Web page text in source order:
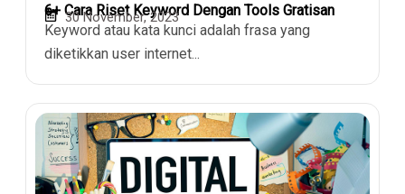
6+ Cara Riset Keyword Dengan Tools Gratisan
30 November, 2023
Keyword atau kata kunci adalah frasa yang
diketikkan user internet...